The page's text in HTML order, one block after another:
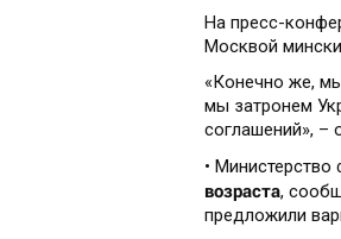
На пресс-
Москвой
«Конечно же,
мы затронем
соглашений», –
•
возраста,
предложили